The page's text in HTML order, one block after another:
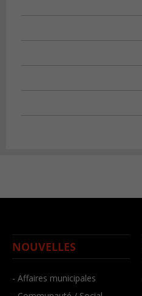
NOUVELLES
- Affaires municipales